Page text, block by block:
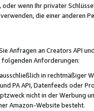
oder wenn Ihr privater
die einer anderen
Anfragen an Creators API
folgenden Anforderungen:
in rechtmäßiger
PA API, Datenfeeds oder
nicht in der Werbung
Amazon-Website besteht.